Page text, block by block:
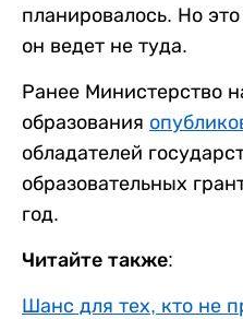
планировалось. Но
он ведет не туда.
Ранее Министерство
образования
обладателей
образовательных
год.
Читайте также:
Шанс для тех, кто не